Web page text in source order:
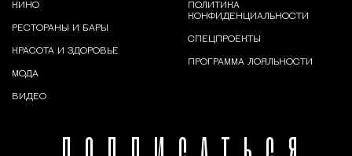
КИНО
РЕСТОРАНЫ И БАРЫ
КРАСОТА И ЗДОРОВЬЕ
МОДА
ВИДЕО
ПОЛИТИКА
КОНФИДЕНЦИАЛЬНОСТИ
СПЕЦПРОЕКТЫ
ПРОГРАММА ЛОЯЛЬНОСТИ